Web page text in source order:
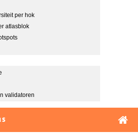
per hok
atlasblok
validatoren